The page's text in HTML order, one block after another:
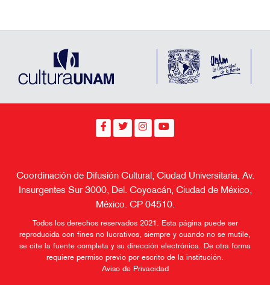
Coordinación de Difusión Cultural, Ciudad Universitaria, Av.
Insurgentes Sur 3000, Del. Coyoacán, Ciudad de México,
México. CP 04510.
Todos los derechos reservados 2021. Esta página puede ser
reproducida con fines no lucrativos, siempre y cuando no se mutile,
se cite la fuente completa y su dirección electrónica. De otra forma
requiere permiso previo por escrito de la institución.
Aviso de Privacidad